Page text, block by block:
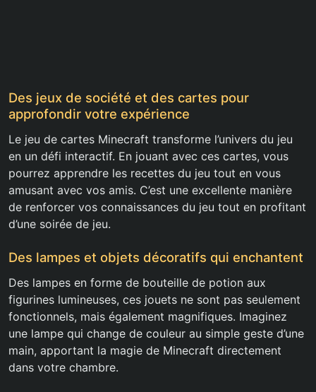
Des jeux de société et des cartes pour
approfondir votre expérience
Le jeu de cartes Minecraft transforme l’univers du jeu
en un défi interactif. En jouant avec ces cartes, vous
pourrez apprendre les recettes du jeu tout en vous
amusant avec vos amis. C’est une excellente manière
de renforcer vos connaissances du jeu tout en profitant
d’une soirée de jeu.
Des lampes et objets décoratifs qui enchantent
Des lampes en forme de bouteille de potion aux
figurines lumineuses, ces jouets ne sont pas seulement
fonctionnels, mais également magnifiques. Imaginez
une lampe qui change de couleur au simple geste d’une
main, apportant la magie de Minecraft directement
dans votre chambre.